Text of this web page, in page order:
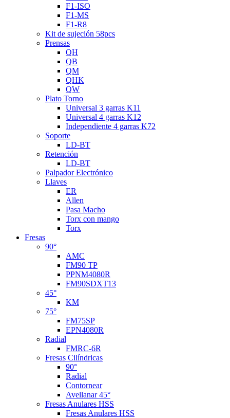
F1-ISO
F1-MS
F1-R8
Kit de sujeción 58pcs
Prensas
QH
QB
QM
QHK
QW
Plato Torno
Universal 3 garras K11
Universal 4 garras K12
Independiente 4 garras K72
Soporte
LD-BT
Retención
LD-BT
Palpador Electrónico
Llaves
ER
Allen
Pasa Macho
Torx con mango
Torx
Fresas
90°
AMC
FM90 TP
PPNM4080R
FM90SDXT13
45°
KM
75°
FM75SP
EPN4080R
Radial
FMRC-6R
Fresas Cilíndricas
90°
Radial
Contornear
Avellanar 45°
Fresas Anulares HSS
Fresas Anulares HSS